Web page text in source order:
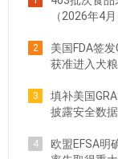
（2026年4月
2
美国FDA签
获准进入犬
3
填补美国
披露安全数据
4
欧盟EFSA明